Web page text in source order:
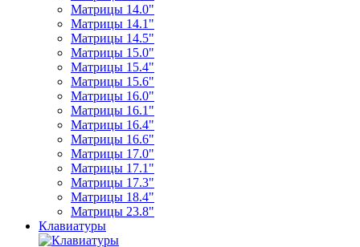
Матрицы 14.0"
Матрицы 14.1"
Матрицы 14.5"
Матрицы 15.0"
Матрицы 15.4"
Матрицы 15.6"
Матрицы 16.0"
Матрицы 16.1"
Матрицы 16.4"
Матрицы 16.6"
Матрицы 17.0"
Матрицы 17.1"
Матрицы 17.3"
Матрицы 18.4"
Матрицы 23.8"
Клавиатуры